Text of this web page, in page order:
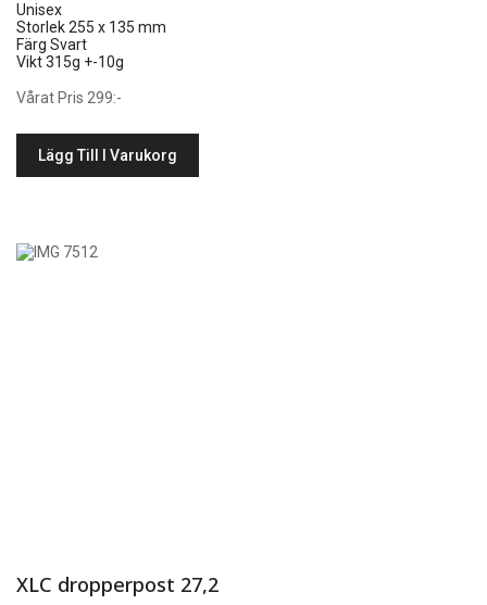
Unisex
Storlek 255 x 135 mm
Färg Svart
Vikt 315g +-10g
Vårat Pris 299:-
Lägg Till I Varukorg
XLC dropperpost 27,2